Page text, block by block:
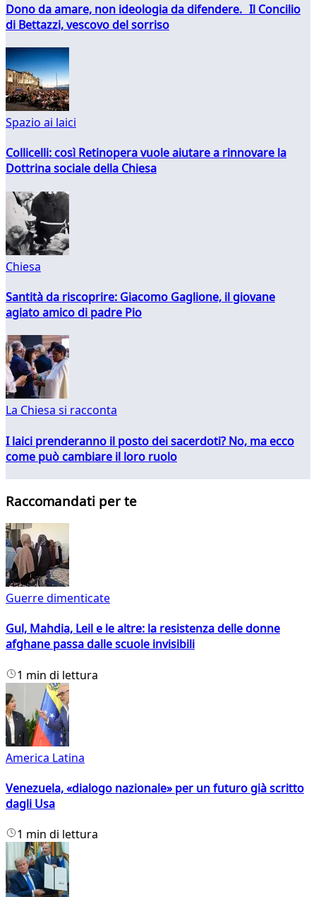
Dono da amare, non ideologia da difendere. Il Concilio
di Bettazzi, vescovo del sorriso
Spazio ai laici
Collicelli: così Retinopera vuole aiutare a rinnovare la
Dottrina sociale della Chiesa
Chiesa
Santità da riscoprire: Giacomo Gaglione, il giovane
agiato amico di padre Pio
La Chiesa si racconta
I laici prenderanno il posto dei sacerdoti? No, ma ecco
come può cambiare il loro ruolo
Raccomandati per te
Guerre dimenticate
Gul, Mahdia, Leil e le altre: la resistenza delle donne
afghane passa dalle scuole invisibili
1 min di lettura
America Latina
Venezuela, «dialogo nazionale» per un futuro già scritto
dagli Usa
1 min di lettura